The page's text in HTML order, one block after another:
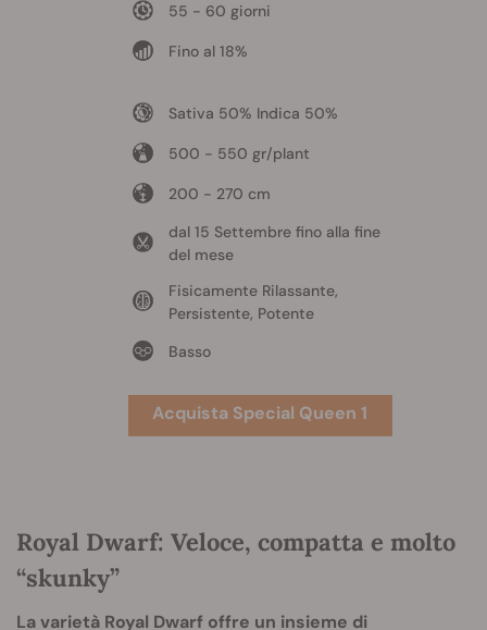
55 - 60 giorni
Fino al 18%
Sativa 50% Indica 50%
500 - 550 gr/plant
200 - 270 cm
dal 15 Settembre fino alla fine
del mese
Fisicamente Rilassante,
Persistente, Potente
Basso
Acquista Special Queen 1
Royal Dwarf: Veloce, compatta e molto
“skunky”
La varietà Royal Dwarf offre un insieme di